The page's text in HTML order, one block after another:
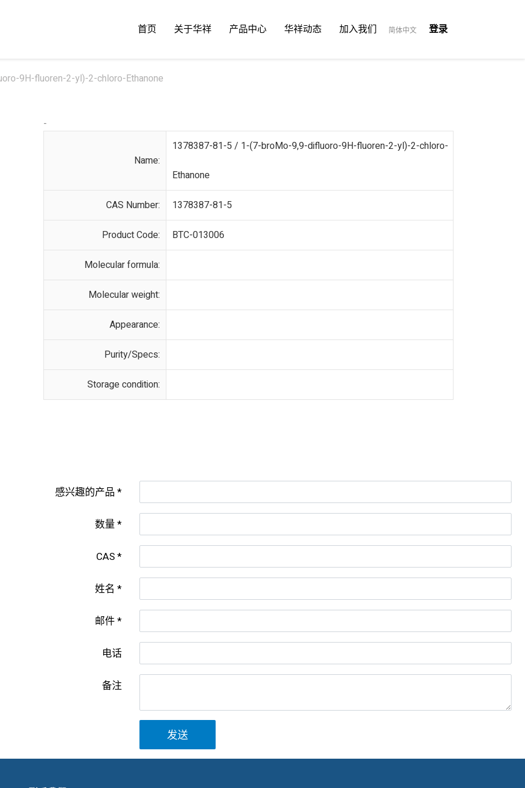
首页 关于华祥 产品中心 华祥动态 加入我们 简体中文 登录
9H-fluoren-2-yl)-2-chloro-Ethanone
-
Name:
1378387-81-5 / 1-(7-broMo-9,9-difluoro-9H-fluoren-2-yl)-2-chloro-
Ethanone
CAS Number: 1378387-81-5
Product Code: BTC-013006
Molecular formula:
Molecular weight:
Appearance:
Purity/Specs:
Storage condition:
感兴趣的产品
数量
CAS
姓名
邮件
电话
备注
发送